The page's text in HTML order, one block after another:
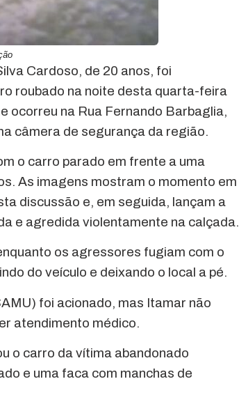
Cardoso, de 20 anos, foi
roubado na noite desta quarta-feira
ocorreu na Rua Fernando Barbaglia,
câmera de segurança da região.
o carro parado em frente a uma
As imagens mostram o momento em
discussão e, em seguida, lançam a
e agredida violentamente na calçada.
os agressores fugiam com o
do veículo e deixando o local a pé.
foi acionado, mas Itamar não
atendimento médico.
o carro da vítima abandonado
e uma faca com manchas de